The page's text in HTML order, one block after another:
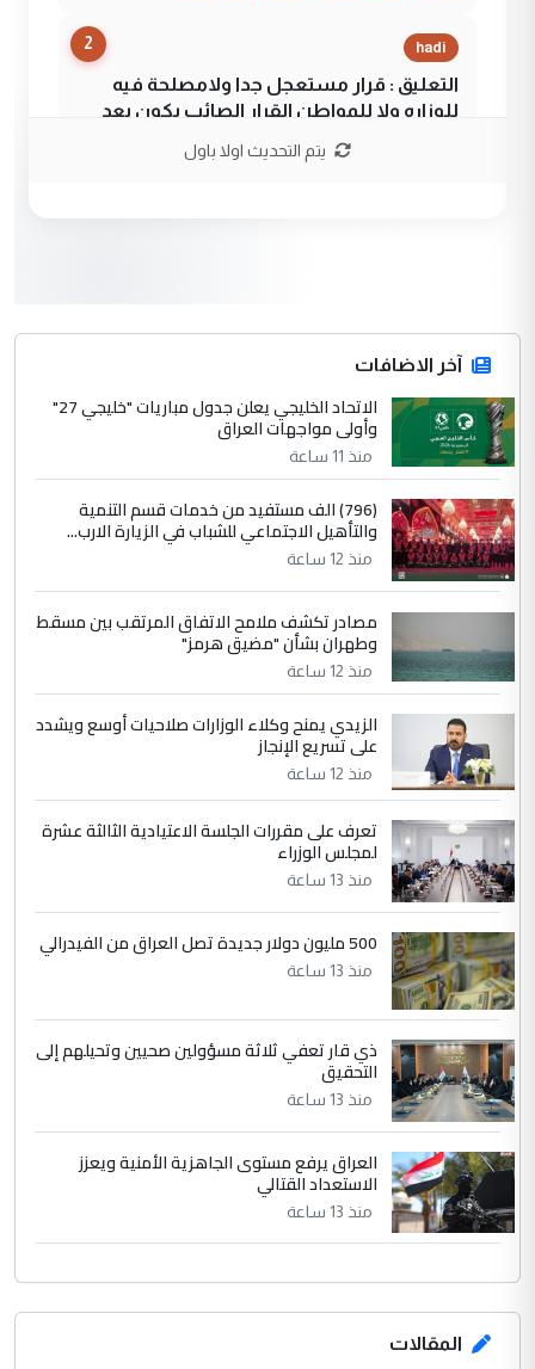
2 hadi
التعليق : قرار مستعجل جدا ولامصلحة فيه
للوزاره ولا للمواطن القرار الصائب يكون بعد
جنسية الرافد الثالث للعراق ومن اصول عريقة
ابا فرات ...
الموضوع :
الجواهري يرد على صدام حسين سل
مضجعيك يابن الزنا (نص كامل)
سردار
التعليق : واحد من عصابة علي ماما يسقط
جنسية الرافد الثالث للعراق ومن اصول عريقة
ابا فرات ...
الجواهري يرد على صدام حسين سل
مضجعيك يابن الزنا (نص كامل)
5 حيدر عاشور
التعليق : تحياتي لك استاذ حامدتركان. كلام
دقيق ومسؤول؛ فالاستثمار الحقيقي للإنسان
الموضوع :
بين الإهمال واغتصاب الأرض.. بلاد
الرافدين تعاني الجفاف والتصحر!!
يتم التحديث اولا باول
آخر الاضافات
الاتحاد الخليجي يعلن جدول مباريات "خليجي 27"
وأولى مواجهات العراق
منذ 11 ساعة
(796) الف مستفيد من خدمات قسم التنمية
والتأهيل الاجتماعي للشباب في الزيارة الارب...
منذ 12 ساعة
مصادر تكشف ملامح الاتفاق المرتقب بين مسقط
وطهران بشأن "مضيق هرمز"
منذ 12 ساعة
الزيدي يمنح وكلاء الوزارات صلاحيات أوسع ويشدد
على تسريع الإنجاز
منذ 12 ساعة
تعرف على مقررات الجلسة الاعتيادية الثالثة عشرة
لمجلس الوزراء
منذ 13 ساعة
500 مليون دولار جديدة تصل العراق من الفيدرالي
منذ 13 ساعة
ذي قار تعفي ثلاثة مسؤولين صحيين وتحيلهم إلى
التحقيق
منذ 13 ساعة
العراق يرفع مستوى الجاهزية الأمنية ويعزز
الاستعداد القتالي
منذ 13 ساعة
المقالات